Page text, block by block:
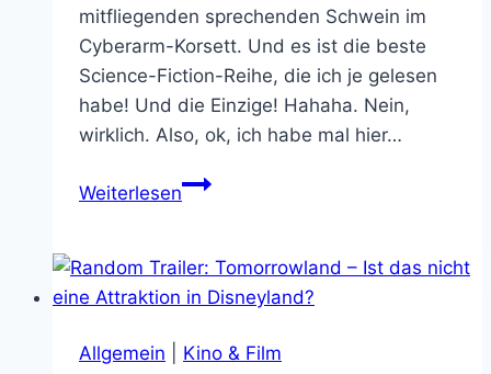
mitfliegenden sprechenden Schwein im
Cyberarm-Korsett. Und es ist die beste
Science-Fiction-Reihe, die ich je gelesen
habe! Und die Einzige! Hahaha. Nein,
wirklich. Also, ok, ich habe mal hier…
WeiterlesenIvan
Reihe
ist
als
Allgemein Kino & Film